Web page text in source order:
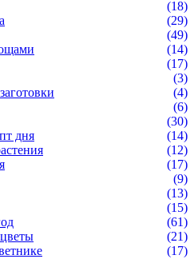
(18)
(29)
(49)
(14)
(17)
(3)
(4)
(6)
(30)
дня
(14)
(12)
(17)
(9)
(13)
(15)
(61)
(21)
(17)